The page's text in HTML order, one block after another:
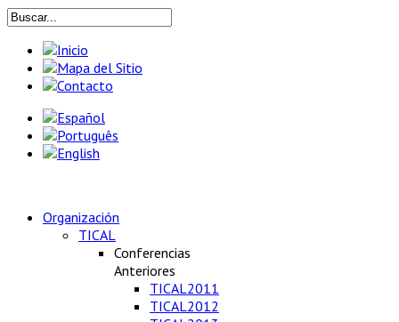
Organización
TICAL
Conferencias
Anteriores
TICAL2011
TICAL2012